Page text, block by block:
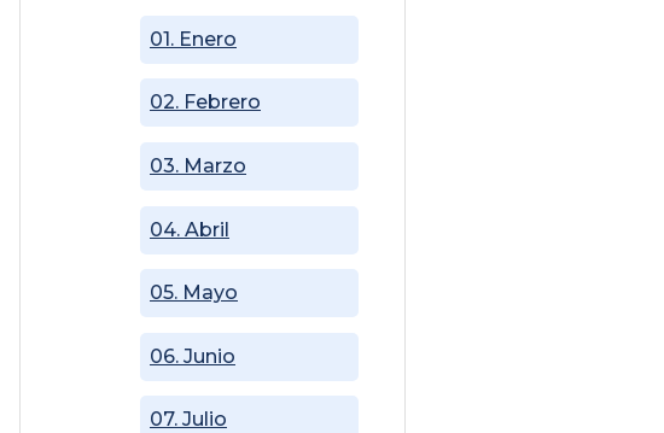
01. Enero
02. Febrero
03. Marzo
04. Abril
05. Mayo
06. Junio
07. Julio